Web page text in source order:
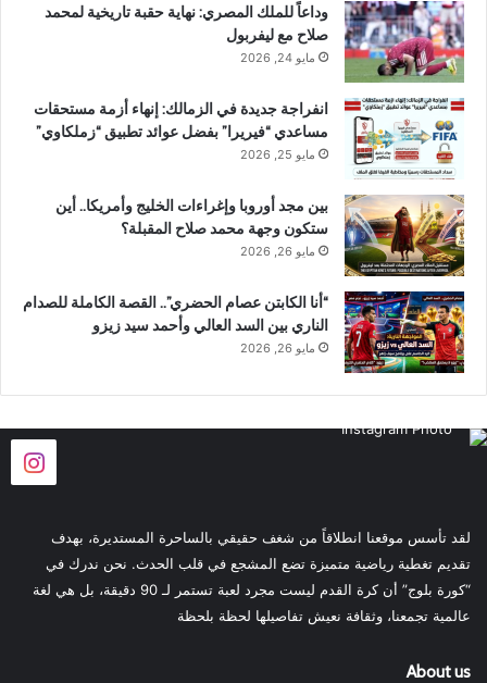
وداعاً للملك المصري: نهاية حقبة تاريخية لمحمد
صلاح مع ليفربول
مايو 24, 2026
انفراجة جديدة في الزمالك: إنهاء أزمة مستحقات
مساعدي “فيريرا” بفضل عوائد تطبيق “زملكاوي”
مايو 25, 2026
بين مجد أوروبا وإغراءات الخليج وأمريكا.. أين
ستكون وجهة محمد صلاح المقبلة؟
مايو 26, 2026
“أنا الكابتن عصام الحضري”.. القصة الكاملة للصدام
الناري بين السد العالي وأحمد سيد زيزو
مايو 26, 2026
لقد تأسس موقعنا انطلاقاً من شغف حقيقي بالساحرة المستديرة، بهدف
تقديم تغطية رياضية متميزة تضع المشجع في قلب الحدث. نحن ندرك في
“كورة بلوج” أن كرة القدم ليست مجرد لعبة تستمر لـ 90 دقيقة، بل هي لغة
عالمية تجمعنا، وثقافة نعيش تفاصيلها لحظة بلحظة
About us